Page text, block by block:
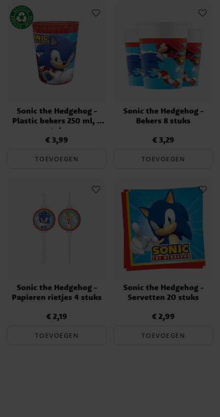
Sonic the Hedgehog -
Plastic bekers 250 ml, 4
stuks
Prijs :€ 3,99
€ 3,99
TOEVOEGEN
Sonic the Hedgehog -
Bekers 8 stuks
Prijs :€ 3,29
€ 3,29
TOEVOEGEN
Sonic the Hedgehog -
Papieren rietjes 4 stuks
Prijs :€ 2,19
€ 2,19
TOEVOEGEN
Sonic the Hedgehog -
Servetten 20 stuks
Prijs :€ 2,99
€ 2,99
TOEVOEGEN